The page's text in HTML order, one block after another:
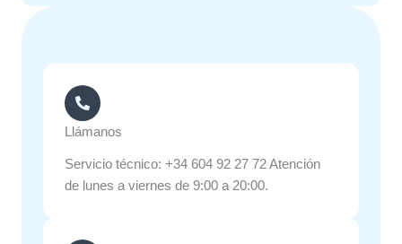
Llámanos
Servicio técnico: +34 604 92 27 72 Atención
de lunes a viernes de 9:00 a 20:00.